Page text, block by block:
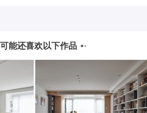
能还喜欢以下作品